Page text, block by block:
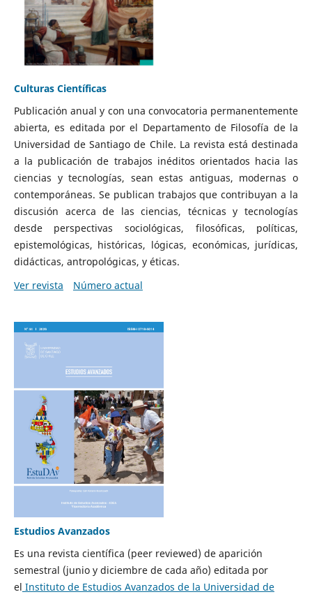
Culturas Científicas
Publicación anual y con una convocatoria permanentemente
abierta, es editada por el Departamento de Filosofía de la
Universidad de Santiago de Chile. La revista está destinada
a la publicación de trabajos inéditos orientados hacia las
ciencias y tecnologías, sean estas antiguas, modernas o
contemporáneas. Se publican trabajos que contribuyan a la
discusión acerca de las ciencias, técnicas y tecnologías
desde perspectivas sociológicas, filosóficas, políticas,
epistemológicas, históricas, lógicas, económicas, jurídicas,
didácticas, antropológicas, y éticas.
Ver revista
Número actual
Estudios Avanzados
Es una revista científica (peer reviewed) de aparición
semestral (junio y diciembre de cada año) editada por
el Instituto de Estudios Avanzados de la Universidad de